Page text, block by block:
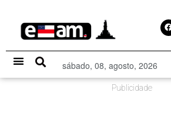
sábado, 08, agosto, 2026
Publicidade